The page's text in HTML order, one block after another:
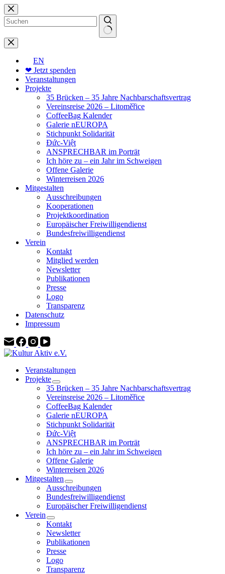
Zum
Inhalt
springen
Keine
Ergebnisse
EN
❤ Jetzt spenden
Veranstaltungen
Projekte
35 Brücken – 35 Jahre Nachbarschaftsvertrag
Vereinsreise 2026 – Litoměřice
CoffeeBag Kalender
Galerie nEUROPA
Stichpunkt Solidarität
Đức-Việt
ANSPRECHBAR im Porträt
Ich höre zu – ein Jahr im Schweigen
Offene Galerie
Winterreisen 2026
Mitgestalten
Ausschreibungen
Kooperationen
Projektkoordination
Europäischer Freiwilligendienst
Bundesfreiwilligendienst
Verein
Kontakt
Mitglied werden
Newsletter
Publikationen
Presse
Logo
Transparenz
Datenschutz
Impressum
Veranstaltungen
Projekte
35 Brücken – 35 Jahre Nachbarschaftsvertrag
Vereinsreise 2026 – Litoměřice
CoffeeBag Kalender
Galerie nEUROPA
Stichpunkt Solidarität
Đức-Việt
ANSPRECHBAR im Porträt
Ich höre zu – ein Jahr im Schweigen
Offene Galerie
Winterreisen 2026
Mitgestalten
Ausschreibungen
Bundesfreiwilligendienst
Europäischer Freiwilligendienst
Verein
Kontakt
Newsletter
Publikationen
Presse
Logo
Transparenz